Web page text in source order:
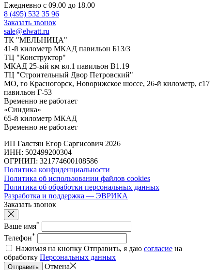
Ежедневно с 09.00 до 18.00
8 (495) 532 35 96
Заказать звонок
sale@elwatt.ru
ТК "МЕЛЬНИЦА"
41-й километр МКАД павильон Б13/3
ТЦ "Конструктор"
МКАД 25-ый км вл.1 павильон В1.19
ТЦ "Строительный Двор Петровский"
МО, го Красногорск, Новорижское шоссе, 26-й километр, с17
павильон Г-53
Временно не работает
«Синдика»
65-й километр МКАД
Временно не работает
ИП Галстян Егор Саргисович 2026
ИНН: 502499200304
ОГРНИП: 321774600108586
Политика конфиденциальности
Политика об использовании файлов cookies
Политика об обработки персональных данных
Разработка и поддержка — ЭВРИКА
Заказать звонок
Ваше имя*
Телефон*
Нажимая на кнопку Отправить, я даю согласие на
обработку Персональных данных
Отправить
Отмена